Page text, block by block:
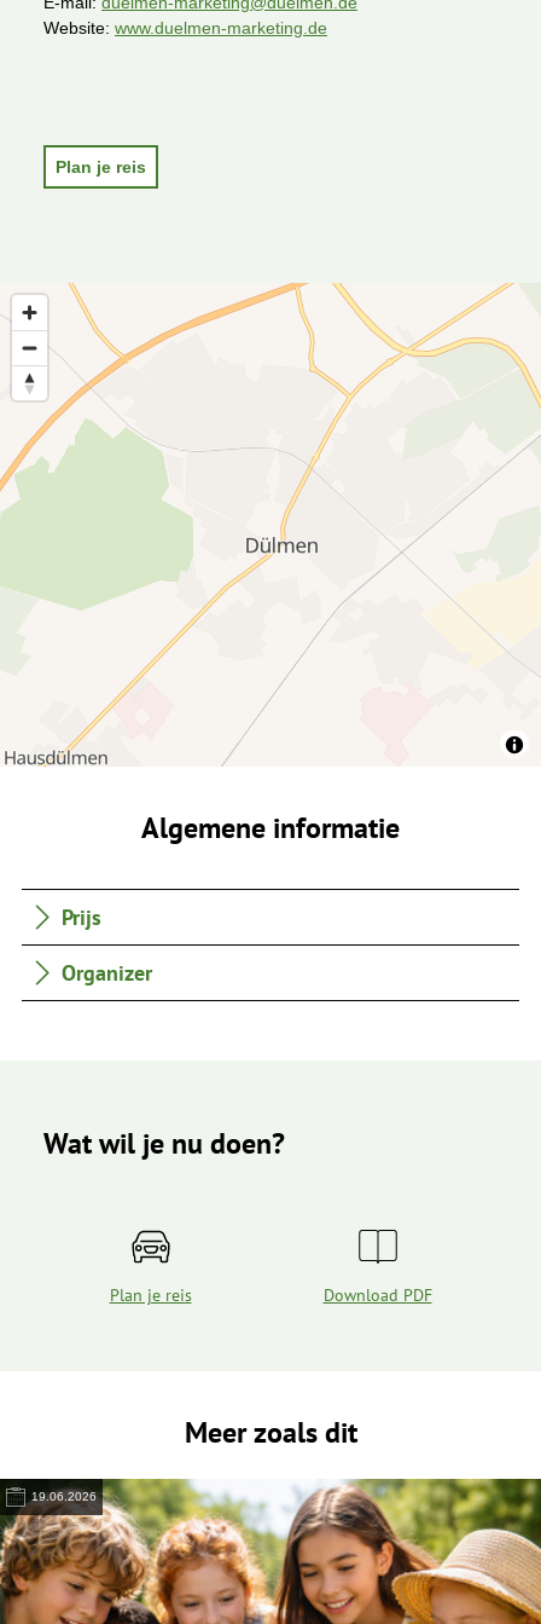
Website: www.duelmen-marketing.de
m
e
p
Plan je reis
Algemene informatie
Prijs
Organizer
Wat wil je nu doen?
Plan je reis Download PDF
Meer zoals dit
19.06.2026